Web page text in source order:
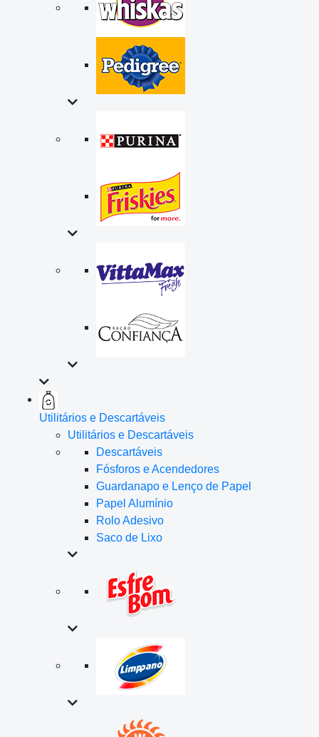
Utilitários e Descartáveis
Utilitários e Descartáveis
Descartáveis
Fósforos e Acendedores
Guardanapo e Lenço de Papel
Papel Alumínio
Rolo Adesivo
Saco de Lixo